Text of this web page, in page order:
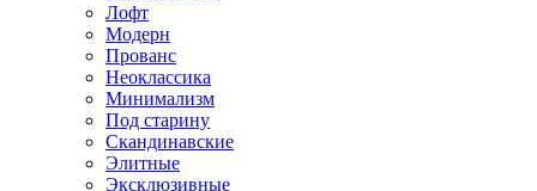
Лофт
Модерн
Прованс
Неоклассика
Минимализм
Под старину
Скандинавские
Элитные
Эксклюзивные